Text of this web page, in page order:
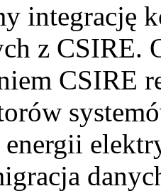
integrację
z CSIRE.
CSIRE
energii